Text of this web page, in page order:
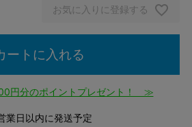
お気に入りに登録する
ートに入れる
円分のポイントプレゼント！ ≫
業日以内に発送予定